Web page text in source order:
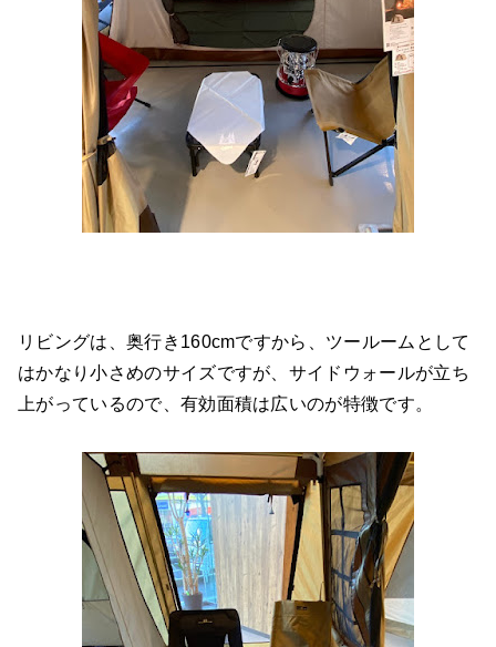
リビングは、奥行き160cmですから、ツールームとして
はかなり小さめのサイズですが、サイドウォールが立ち
上がっているので、有効面積は広いのが特徴です。